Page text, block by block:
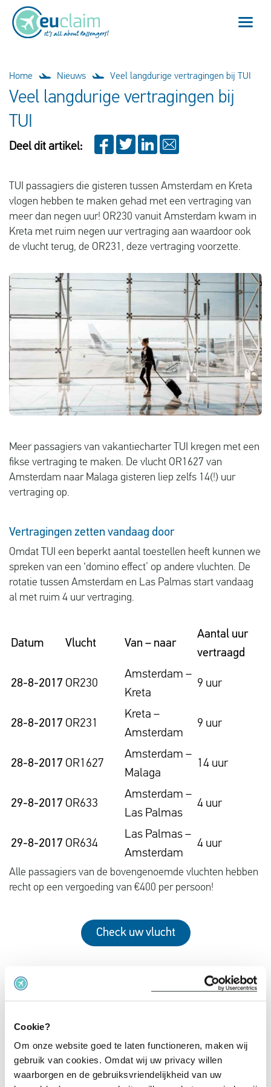
Cookie?
Om onze website goed te laten functioneren, maken wij
gebruik van cookies. Omdat wij uw privacy willen
waarborgen en de gebruiksvriendelijkheid van uw
Vluchtproblemen
Gemaakte kosten
Vlucht gewijzigd
Aansluiting gemist
Over ons
Nederlands
Vlucht vertraagd
Vlucht geannuleerd
Inloggen
Home Nieuws Veel langdurige vertragingen bij TUI
Veel langdurige vertragingen bij
TUI
Deel dit artikel:
TUI passagiers die gisteren tussen Amsterdam en Kreta
vlogen hebben te maken gehad met een vertraging van
meer dan negen uur! OR230 vanuit Amsterdam kwam in
Kreta met ruim negen uur vertraging aan waardoor ook
de vlucht terug, de OR231, deze vertraging voorzette.
Meer passagiers van vakantiecharter TUI kregen met een
fikse vertraging te maken. De vlucht OR1627 van
Amsterdam naar Malaga gisteren liep zelfs 14(!) uur
vertraging op.
Vertragingen zetten vandaag door
Omdat TUI een beperkt aantal toestellen heeft kunnen we
spreken van een ‘domino effect’ op andere vluchten. De
rotatie tussen Amsterdam en Las Palmas start vandaag
al met ruim 4 uur vertraging.
Datum Vlucht Van – naar
Aantal uur
vertraagd
28-8-2017 OR230
Amsterdam –
Kreta
9 uur
28-8-2017 OR231
Kreta –
Amsterdam
9 uur
28-8-2017 OR1627
Amsterdam –
Malaga
14 uur
29-8-2017 OR633
Amsterdam –
Las Palmas
4 uur
29-8-2017 OR634
Las Palmas –
Amsterdam
4 uur
Alle passagiers van de bovengenoemde vluchten hebben
recht op een vergoeding van €400 per persoon!
Check uw vlucht
{} [+]